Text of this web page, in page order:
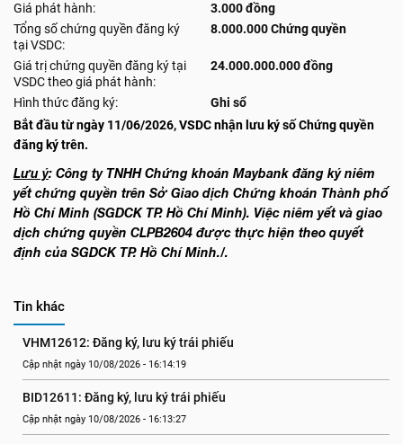
Giá phát hành:
3.000 đồng
Tổng số chứng quyền đăng ký
tại VSDC:
8.000.000 Chứng quyền
Giá trị chứng quyền đăng ký tại
VSDC theo giá phát hành:
24.000.000.000 đồng
Hình thức đăng ký:
Ghi sổ
Bắt đầu từ ngày 11/06/2026, VSDC nhận lưu ký số Chứng quyền
đăng ký trên.
Lưu ý: Công ty TNHH Chứng khoán Maybank đăng ký niêm
yết chứng quyền trên Sở Giao dịch Chứng khoán Thành phố
Hồ Chí Minh (SGDCK TP. Hồ Chí Minh). Việc niêm yết và giao
dịch chứng quyền CLPB2604 được thực hiện theo quyết
định của SGDCK TP. Hồ Chí Minh./.
Tin khác
VHM12612: Đăng ký, lưu ký trái phiếu
Cập nhật ngày 10/08/2026 - 16:14:19
BID12611: Đăng ký, lưu ký trái phiếu
Cập nhật ngày 10/08/2026 - 16:13:27